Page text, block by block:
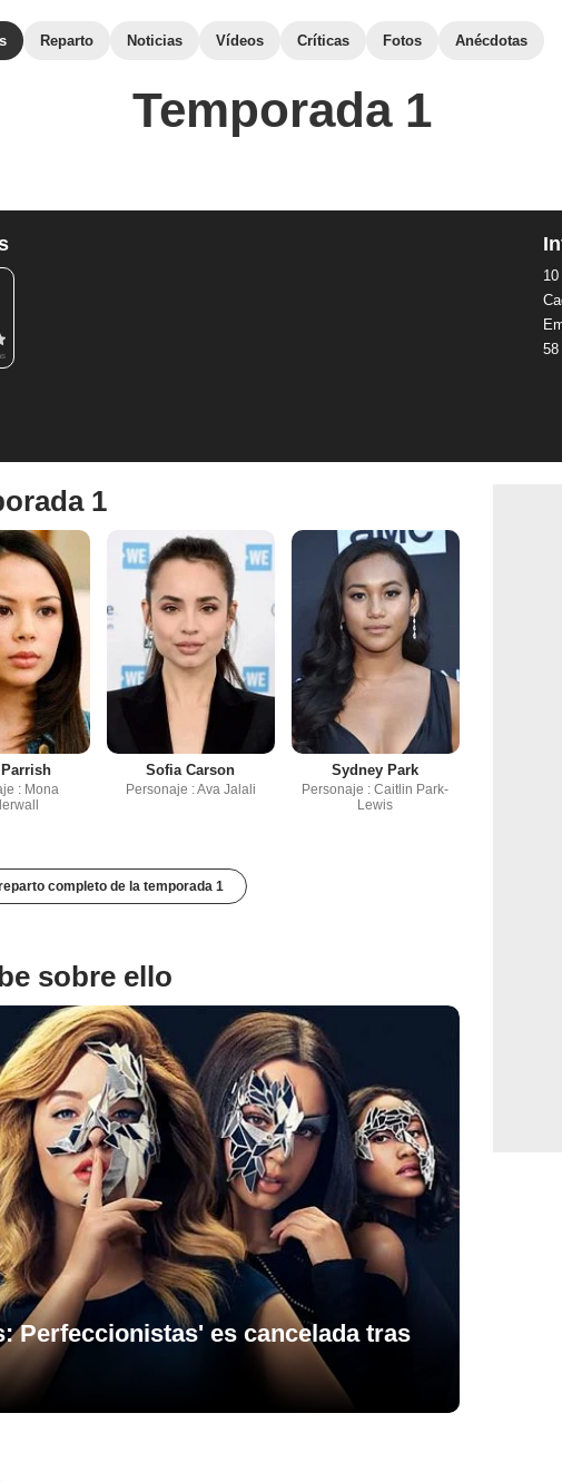
Reparto Noticias Vídeos Críticas Fotos Anécdotas
Temporada 1
58
1
: Mona
Sofia Carson
Personaje : Ava Jalali
Sydney Park
Personaje : Caitlin Park-
Lewis
completo de la temporada 1
sobre ello
Perfeccionistas' es cancelada tras